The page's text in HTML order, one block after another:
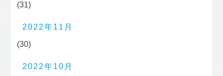
(31)
2022年11月
(30)
2022年10月